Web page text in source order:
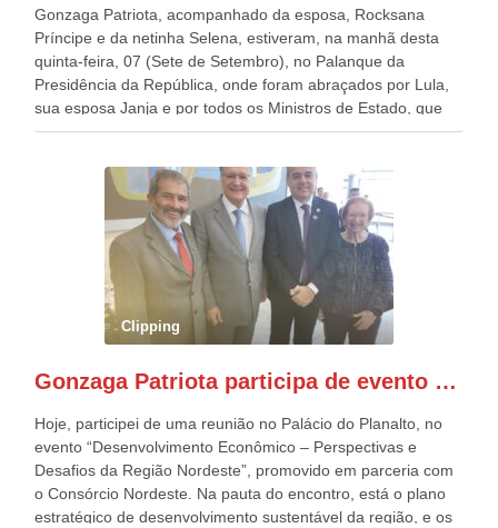
Gonzaga Patriota, acompanhado da esposa, Rocksana
Príncipe e da netinha Selena, estiveram, na manhã desta
quinta-feira, 07 (Sete de Setembro), no Palanque da
Presidência da República, onde foram abraçados por Lula,
sua esposa Janja e por todos os Ministros de Estado, que
estavam presentes, nos Desfiles da Independência da
outros desfiles, na Esplanada dos Ministérios, disse ter sido
o deste ano, o maior e o mais organizado de todos. “Há
quatro décadas, como Patriota até no nome, participo
anualmente dos desfiles de Sete de Setembro, na
Esplanada dos Ministérios, em Brasília. Este ano, o governo
preparou espaços com cadeiras e coberturas, para 30.000
pessoas, só que o número de Patriotas Brasileiros
Independentes, dobrou na Esplanada. Eu, Lula e os
Patriota.
Clipping
Gonzaga Patriota participa de evento em prol do desenvolvimento do Nordeste
Hoje, participei de uma reunião no Palácio do Planalto, no
evento “Desenvolvimento Econômico – Perspectivas e
Desafios da Região Nordeste”, promovido em parceria com
o Consórcio Nordeste. Na pauta do encontro, está o plano
estratégico de desenvolvimento sustentável da região, e os